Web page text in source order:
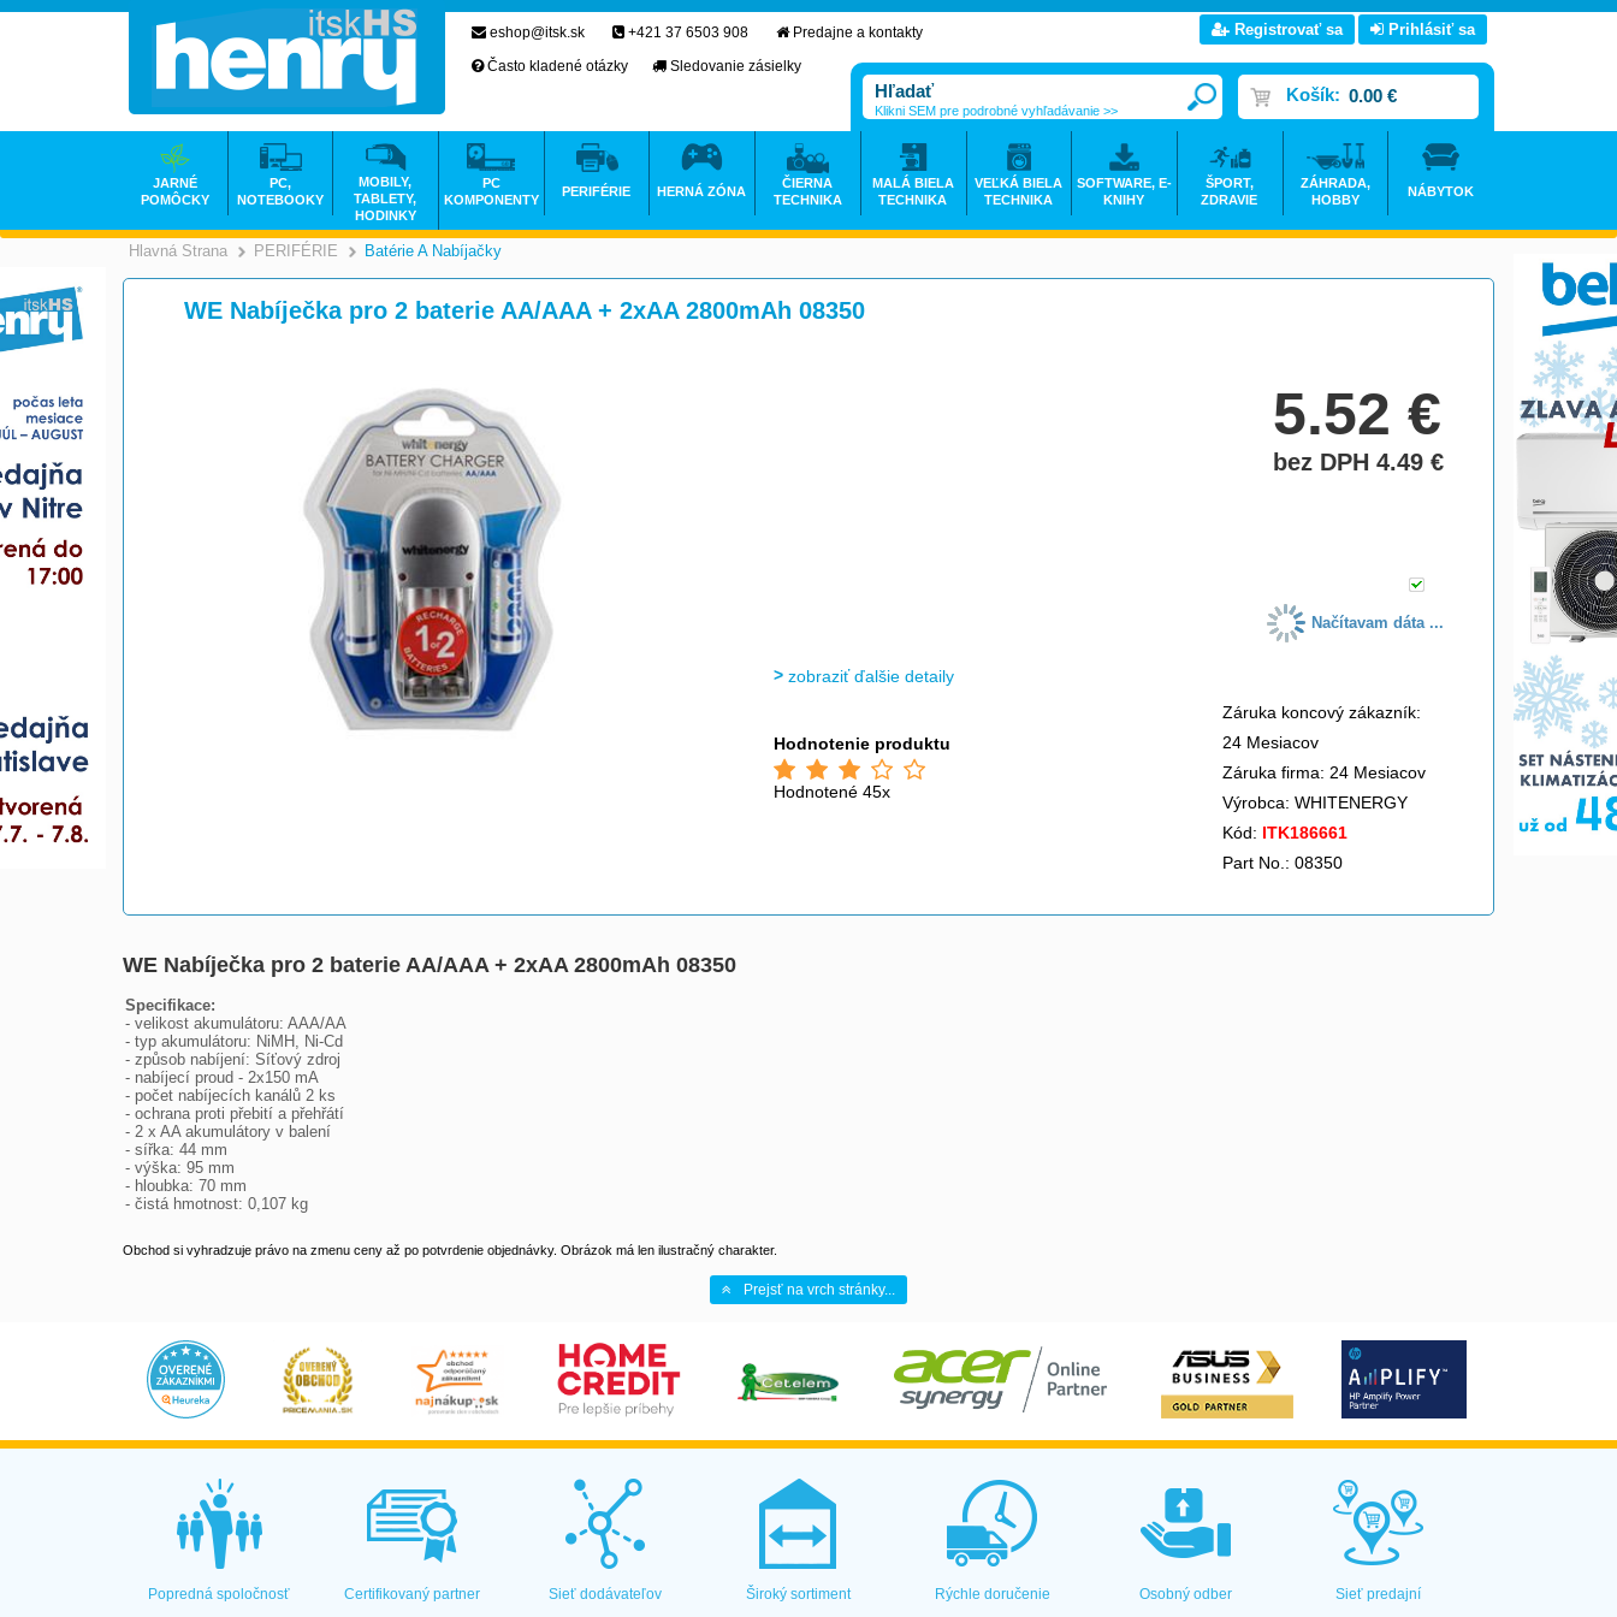
Hlavná Strana >
PERIFÉRIE >
Batérie A Nabíjačky
WE Nabíječka pro 2 baterie AA/AAA + 2xAA 2800mAh 08350
5.52€
bez DPH 4.49€
Načítavam dáta ...
zobraziť ďalšie detaily
Hodnotenie produktu
Hodnotené 45x
Záruka koncový zákazník:
24 Mesiacov
Záruka firma: 24 Mesiacov
Výrobca: WHITENERGY
Kód: ITK186661
Part No.: 08350
WE Nabíječka pro 2 baterie AA/AAA + 2xAA 2800mAh 08350
Specifikace:
- velikost akumulátoru: AAA/AA
- typ akumulátoru: NiMH, Ni-Cd
- způsob nabíjení: Síťový zdroj
- nabíjecí proud - 2x150 mA
- počet nabíjecích kanálů 2 ks
- ochrana proti přebití a přehřátí
- 2 x AA akumulátory v balení
- sířka: 44 mm
- výška: 95 mm
- hloubka: 70 mm
- čistá hmotnost: 0,107 kg
Obchod si vyhradzuje právo na zmenu ceny až po potvrdenie objednávky. Obrázok má len ilustračný charakter.
Prejsť na vrch stránky...
eshop@itsk.sk +421 37 6503 908
Predajne a kontakty
Často kladené otázky
Sledovanie zásielky
Registrovať sa Prihlásiť sa
Košík: 0.00 €
Klikni SEM pre podrobné vyhľadávanie >>
JARNÉ
POMÔCKY
PC,
NOTEBOOKY
MOBILY,
TABLETY,
HODINKY
PC
KOMPONENTY
PERIFÉRIE HERNÁ ZÓNA
ČIERNA
TECHNIKA
MALÁ BIELA
TECHNIKA
VEĽKÁ BIELA
TECHNIKA
SOFTWARE, E-
KNIHY
ŠPORT,
ZDRAVIE
ZÁHRADA,
HOBBY
NÁBYTOK
Popredná spoločnosť Certifikovaný partner Sieť dodávateľov Široký sortiment Rýchle doručenie Osobný odber Sieť predajní